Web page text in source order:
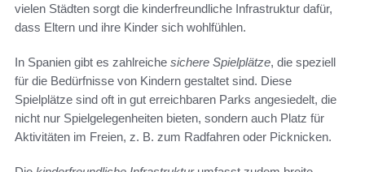
vielen Städten sorgt die kinderfreundliche Infrastruktur dafür,
dass Eltern und ihre Kinder sich wohlfühlen.
In Spanien gibt es zahlreiche sichere Spielplätze, die speziell
für die Bedürfnisse von Kindern gestaltet sind. Diese
Spielplätze sind oft in gut erreichbaren Parks angesiedelt, die
nicht nur Spielgelegenheiten bieten, sondern auch Platz für
Aktivitäten im Freien, z. B. zum Radfahren oder Picknicken.